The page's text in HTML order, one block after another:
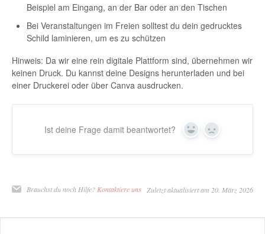
Beispiel am Eingang, an der Bar oder an den Tischen
Bei Veranstaltungen im Freien solltest du dein gedrucktes
Schild laminieren, um es zu schützen
Hinweis: Da wir eine rein digitale Plattform sind, übernehmen wir
keinen Druck. Du kannst deine Designs herunterladen und bei
einer Druckerei oder über Canva ausdrucken.
Ist deine Frage damit beantwortet? Ja Nein
Brauchst du noch Hilfe?Kontaktiere uns Zuletzt aktualisiert am 20. März 2026